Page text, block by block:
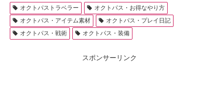
オクトパストラベラー
オクトパス・お得なやり方
オクトパス・アイテム素材
オクトパス・プレイ日記
オクトパス・戦術
オクトパス・装備
スポンサーリンク